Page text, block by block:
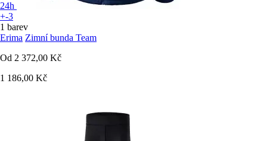
24h
+-3
1 barev
Erima Zimní bunda Team
Od 2 372,00 Kč
1 186,00 Kč